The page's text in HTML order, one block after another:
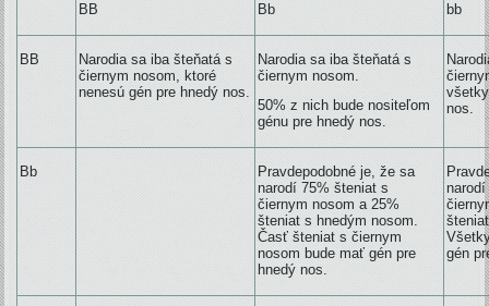
BB Bb bb
BB
Narodia sa iba šteňatá s
čiernym nosom, ktoré
nenesú gén pre hnedý nos.
Narodia sa iba šteňatá s
čiernym nosom.
50% z nich bude nositeľom
génu pre hnedý nos.
nos.
Bb
Pravdepodobné je, že sa
narodí 75% šteniat s
čiernym nosom a 25%
šteniat s hnedým nosom.
Časť šteniat s čiernym
nosom bude mať gén pre
hnedý nos.
gén